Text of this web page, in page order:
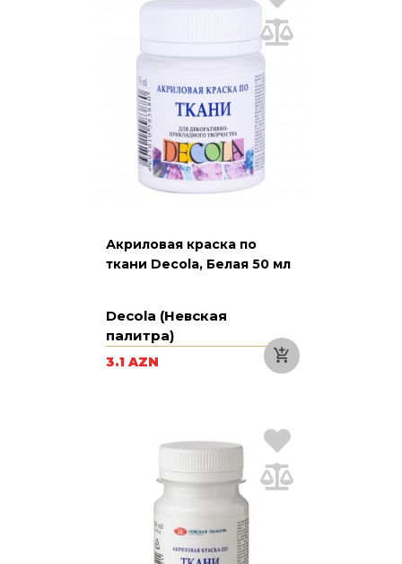
Акриловая краска по
ткани Decola, Белая 50 мл
Decola (Невская
палитра)
3.1 AZN